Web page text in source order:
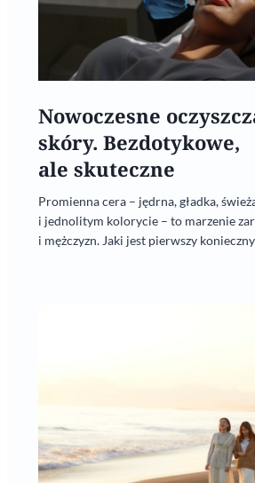
Nowoczesne
skóry. Bezdotykowe,
ale skuteczne
Promienna cera – jędrna, gładka,
i jednolitym kolorycie – to marzenie
i mężczyzn. Jaki jest pierwszy